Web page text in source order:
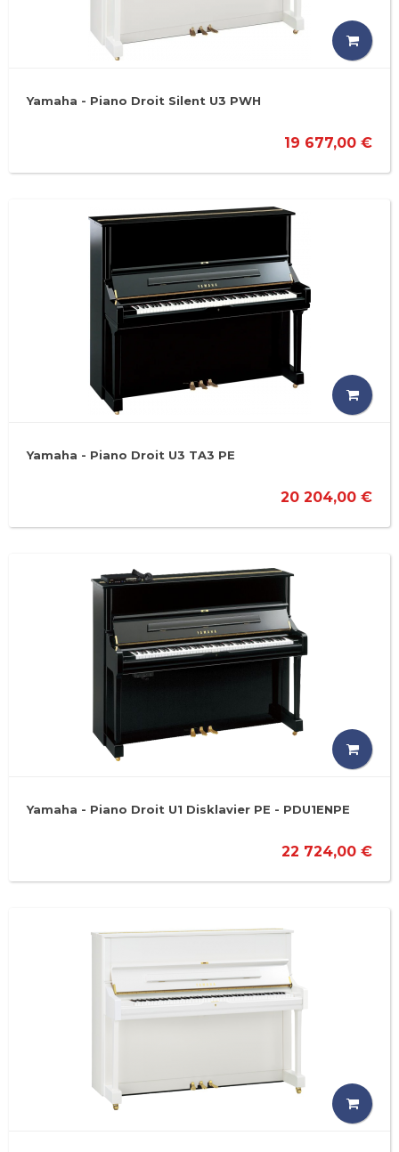
Yamaha - Piano Droit Silent U3 PWH
19 677,00 €
Yamaha - Piano Droit U3 TA3 PE
20 204,00 €
Yamaha - Piano Droit U1 Disklavier PE - PDU1ENPE
22 724,00 €